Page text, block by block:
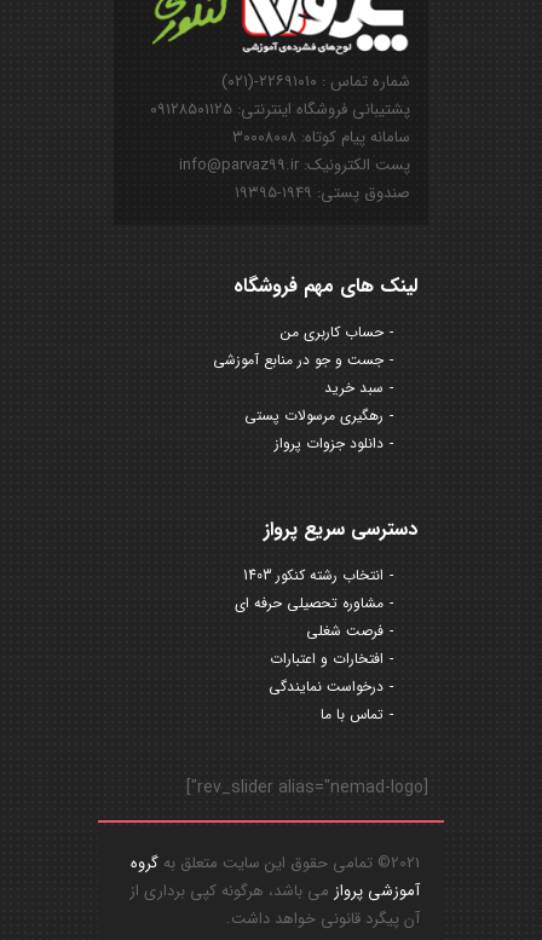
شماره تماس : ۲۲۶۹۱۰۱۰-(۰۲۱)
پشتیبانی فروشگاه اینترنتی: ۰۹۱۲۸۵۰۱۱۲۵
سامانه پیام کوتاه: ۳۰۰۰۸۰۰۸
پست الکترونیک: info@parvaz99.ir
صندوق پستی: ۱۹۴۹-۱۹۳۹۵
لینک های مهم فروشگاه
حساب کاربری من
جست و جو در منابع آموزشی
سبد خرید
رهگیری مرسولات پستی
دانلود جزوات پرواز
دسترسی سریع پرواز
انتخاب رشته کنکور 1403
مشاوره تحصیلی حرفه ای
فرصت شغلی
افتخارات و اعتبارات
درخواست نمایندگی
تماس با ما
[rev_slider alias="nemad-logo"]
2021© تمامی حقوق این سایت متعلق به
گروه
آموزشی پرواز می باشد، هرگونه کپی برداری از
آن پیگرد قانونی خواهد داشت.